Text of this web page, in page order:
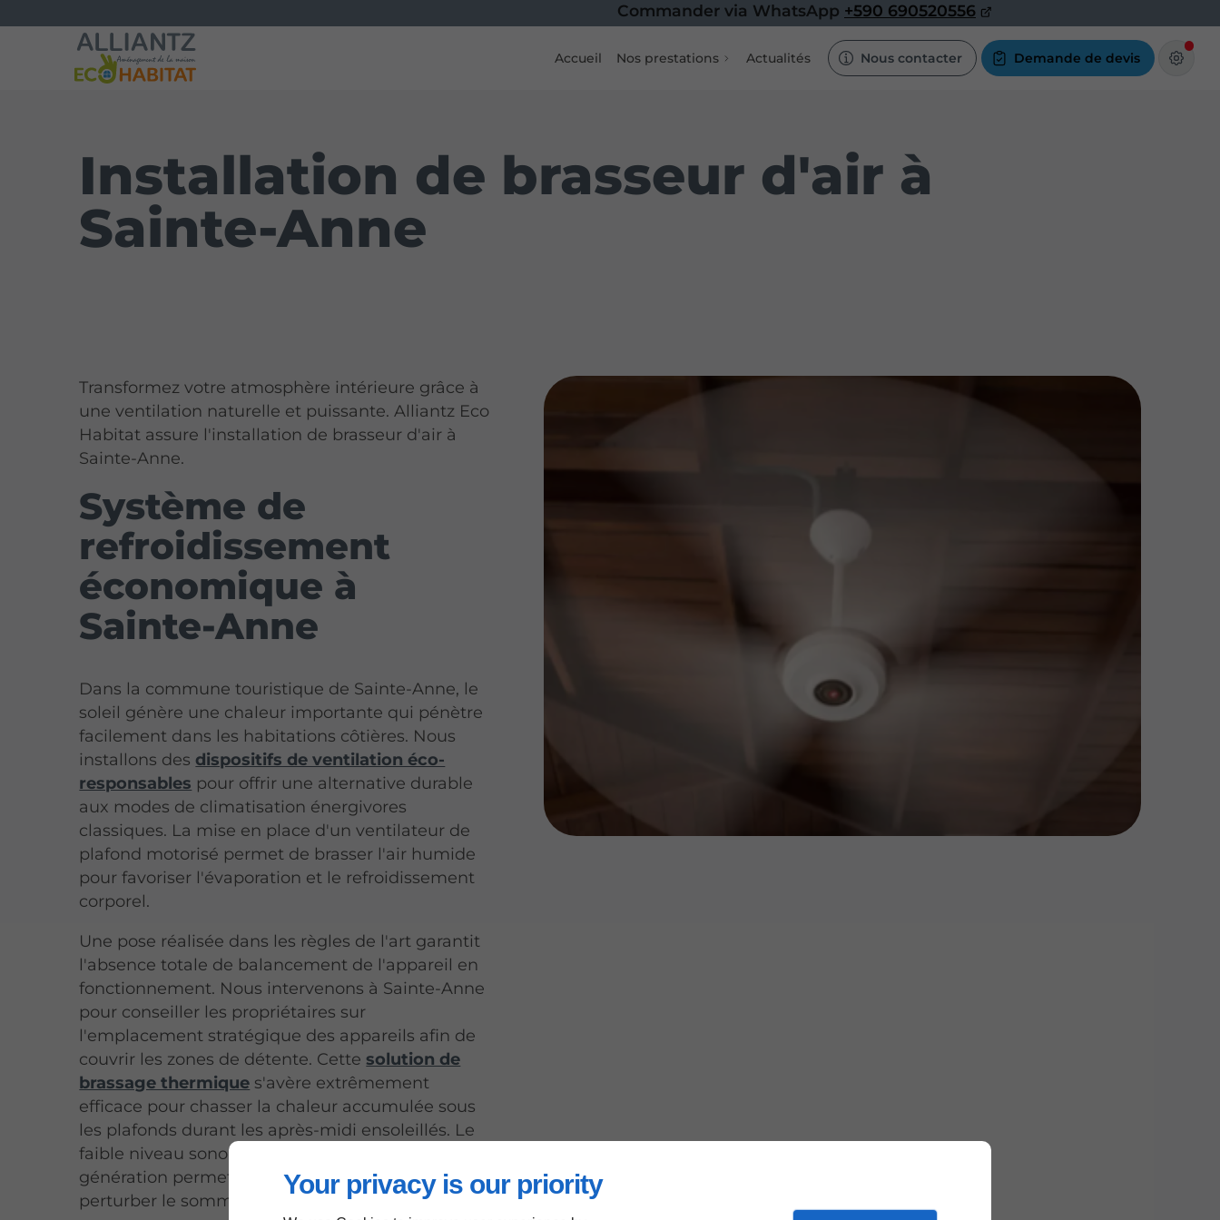
Your privacy is our priority
Commander via WhatsApp+590 690520556
Accueil Nos prestations Actualités Nous contacter Demande de devis
Installation de brasseur d'air à
Sainte-Anne
Transformez votre atmosphère intérieure grâce à
une ventilation naturelle et puissante. Alliantz Eco
Habitat assure l'installation de brasseur d'air à
Sainte-Anne.
Système de
refroidissement
économique à
Sainte-Anne
Dans la commune touristique de Sainte-Anne, le
soleil génère une chaleur importante qui pénètre
facilement dans les habitations côtières. Nous
installons des dispositifs de ventilation éco-
responsables pour offrir une alternative durable
aux modes de climatisation énergivores
classiques. La mise en place d'un ventilateur de
plafond motorisé permet de brasser l'air humide
pour favoriser l'évaporation et le refroidissement
corporel.
Une pose réalisée dans les règles de l'art garantit
l'absence totale de balancement de l'appareil en
fonctionnement. Nous intervenons à Sainte-Anne
pour conseiller les propriétaires sur
l'emplacement stratégique des appareils afin de
couvrir les zones de détente. Cettesolution de
brassage thermique s'avère extrêmement
efficace pour chasser la chaleur accumulée sous
les plafonds durant les après-midi ensoleillés. Le
faible niveau sonore des modèles de dernière
génération permet une utilisation nocturne sans
perturber le sommeil des occupants.